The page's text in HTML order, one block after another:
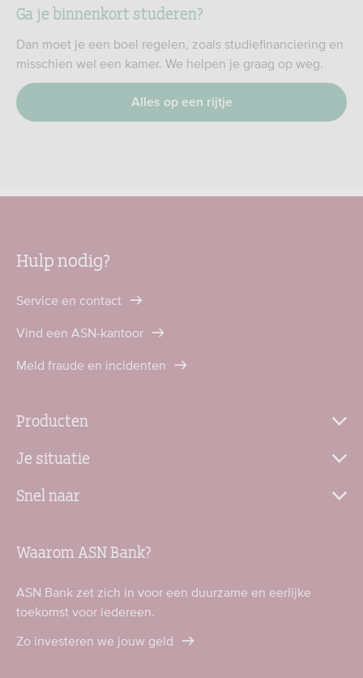
Ga je binnenkort studeren?
Dan moet je een boel regelen, zoals studiefinanciering en
misschien wel een kamer. We helpen je graag op weg.
Alles op een rijtje
Hulp nodig?
Service en contact
Vind een ASN-kantoor
Meld fraude en incidenten
Producten
Je situatie
Snel naar
Waarom ASN Bank?
ASN Bank zet zich in voor een duurzame en eerlijke
toekomst voor iedereen.
Zo investeren we jouw geld